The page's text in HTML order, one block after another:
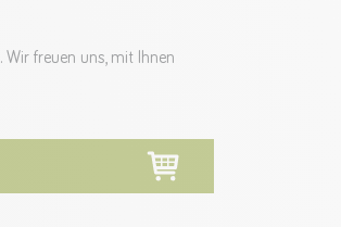
. Wir freuen uns, mit Ihnen